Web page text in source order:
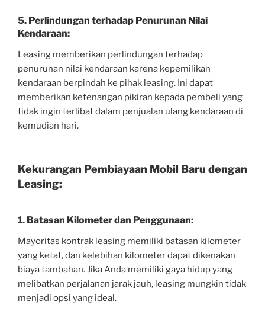
5. Perlindungan terhadap Penurunan Nilai
Kendaraan:
Leasing memberikan perlindungan terhadap
penurunan nilai kendaraan karena kepemilikan
kendaraan berpindah ke pihak leasing. Ini dapat
memberikan ketenangan pikiran kepada pembeli yang
tidak ingin terlibat dalam penjualan ulang kendaraan di
kemudian hari.
Kekurangan Pembiayaan Mobil Baru dengan
Leasing:
1. Batasan Kilometer dan Penggunaan:
Mayoritas kontrak leasing memiliki batasan kilometer
yang ketat, dan kelebihan kilometer dapat dikenakan
biaya tambahan. Jika Anda memiliki gaya hidup yang
melibatkan perjalanan jarak jauh, leasing mungkin tidak
menjadi opsi yang ideal.